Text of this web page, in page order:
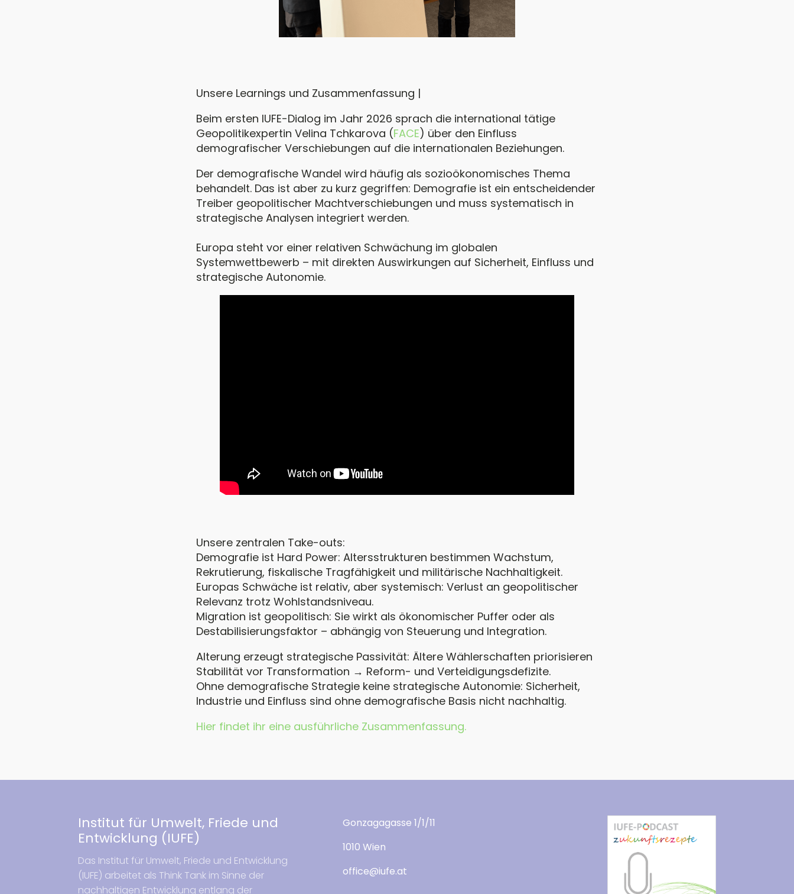
Unsere Learnings und Zusammenfassung |
Beim ersten IUFE-Dialog im Jahr 2026 sprach die international tätige
Geopolitikexpertin Velina Tchkarova (FACE) über den Einfluss
demografischer Verschiebungen auf die internationalen Beziehungen.
Der demografische Wandel wird häufig als sozioökonomisches Thema
behandelt. Das ist aber zu kurz gegriffen: Demografie ist ein entscheidender
Treiber geopolitischer Machtverschiebungen und muss systematisch in
strategische Analysen integriert werden.
Europa steht vor einer relativen Schwächung im globalen
Systemwettbewerb – mit direkten Auswirkungen auf Sicherheit, Einfluss und
strategische Autonomie.
Unsere zentralen Take-outs:
Demografie ist Hard Power: Altersstrukturen bestimmen Wachstum,
Rekrutierung, fiskalische Tragfähigkeit und militärische Nachhaltigkeit.
Europas Schwäche ist relativ, aber systemisch: Verlust an geopolitischer
Relevanz trotz Wohlstandsniveau.
Migration ist geopolitisch: Sie wirkt als ökonomischer Puffer oder als
Destabilisierungsfaktor – abhängig von Steuerung und Integration.
Alterung erzeugt strategische Passivität: Ältere Wählerschaften priorisieren
Stabilität vor Transformation → Reform- und Verteidigungsdefizite.
Ohne demografische Strategie keine strategische Autonomie: Sicherheit,
Industrie und Einfluss sind ohne demografische Basis nicht nachhaltig.
Hier findet ihr eine ausführliche Zusammenfassung.
Institut für Umwelt, Friede und
Entwicklung (IUFE)
Das Institut für Umwelt, Friede und Entwicklung
(IUFE) arbeitet als Think Tank im Sinne der
nachhaltigen Entwicklung entlang der
Gonzagagasse 1/1/11
1010 Wien
office@iufe.at